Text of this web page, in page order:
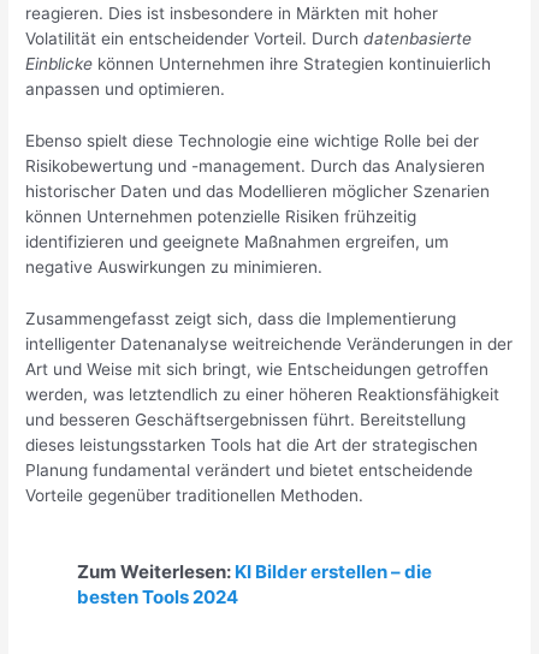
reagieren. Dies ist insbesondere in Märkten mit hoher
Volatilität ein entscheidender Vorteil. Durchdatenbasierte
Einblicke können Unternehmen ihre Strategien kontinuierlich
anpassen und optimieren.
Ebenso spielt diese Technologie eine wichtige Rolle bei der
Risikobewertung und -management. Durch das Analysieren
historischer Daten und das Modellieren möglicher Szenarien
können Unternehmen potenzielle Risiken frühzeitig
identifizieren und geeignete Maßnahmen ergreifen, um
negative Auswirkungen zu minimieren.
Zusammengefasst zeigt sich, dass die Implementierung
intelligenter Datenanalyse weitreichende Veränderungen in der
Art und Weise mit sich bringt, wie Entscheidungen getroffen
werden, was letztendlich zu einer höheren Reaktionsfähigkeit
und besseren Geschäftsergebnissen führt. Bereitstellung
dieses leistungsstarken Tools hat die Art der strategischen
Planung fundamental verändert und bietet entscheidende
Vorteile gegenüber traditionellen Methoden.
Zum Weiterlesen: KI Bilder erstellen – die
besten Tools 2024